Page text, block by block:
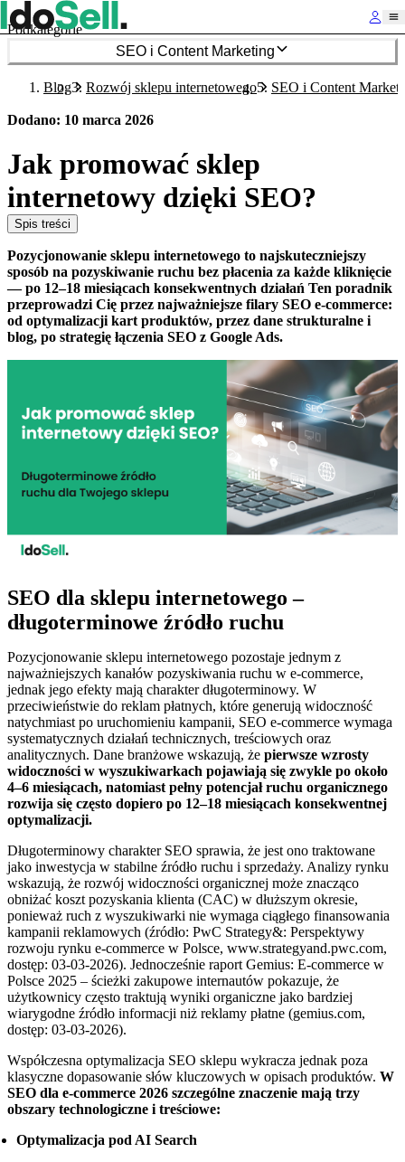
Podkategorie
SEO i Content Marketing
Blog Rozwój sklepu internetowego SEO i Content
Dodano: 10 marca 2026
Jak promować sklep
internetowy dzięki SEO?
Spis treści
Pozycjonowanie sklepu internetowego to najskuteczniejszy
sposób na pozyskiwanie ruchu bez płacenia za każde kliknięcie
— po 12–18 miesiącach konsekwentnych działań Ten poradnik
przeprowadzi Cię przez najważniejsze filary SEO e-commerce:
od optymalizacji kart produktów, przez dane strukturalne i
blog, po strategię łączenia SEO z Google Ads.
SEO dla sklepu internetowego –
długoterminowe źródło ruchu
Pozycjonowanie sklepu internetowego pozostaje jednym z
najważniejszych kanałów pozyskiwania ruchu w e-commerce,
jednak jego efekty mają charakter długoterminowy. W
przeciwieństwie do reklam płatnych, które generują widoczność
natychmiast po uruchomieniu kampanii, SEO e-commerce wymaga
systematycznych działań technicznych, treściowych oraz
analitycznych. Dane branżowe wskazują, że pierwsze wzrosty
widoczności w wyszukiwarkach pojawiają się zwykle po około
4–6 miesiącach, natomiast pełny potencjał ruchu organicznego
rozwija się często dopiero po 12–18 miesiącach konsekwentnej
optymalizacji.
Długoterminowy charakter SEO sprawia, że jest ono traktowane
jako inwestycja w stabilne źródło ruchu i sprzedaży. Analizy rynku
wskazują, że rozwój widoczności organicznej może znacząco
obniżać koszt pozyskania klienta (CAC) w dłuższym okresie,
ponieważ ruch z wyszukiwarki nie wymaga ciągłego finansowania
kampanii reklamowych (źródło: PwC Strategy&: Perspektywy
rozwoju rynku e-commerce w Polsce, www.strategyand.pwc.com,
dostęp: 03-03-2026). Jednocześnie raport Gemius: E-commerce w
Polsce 2025 – ścieżki zakupowe internautów pokazuje, że
użytkownicy często traktują wyniki organiczne jako bardziej
wiarygodne źródło informacji niż reklamy płatne (gemius.com,
dostęp: 03-03-2026).
Współczesna optymalizacja SEO sklepu wykracza jednak poza
klasyczne dopasowanie słów kluczowych w opisach produktów. W
SEO dla e-commerce 2026 szczególne znaczenie mają trzy
obszary technologiczne i treściowe:
Optymalizacja pod AI Search